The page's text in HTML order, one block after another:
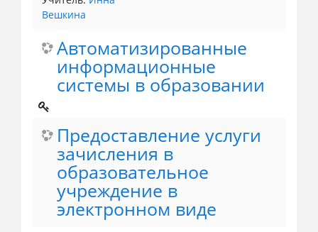
Вешкина
Автоматизированные
информационные
системы в образовании
Предоставление услуги
зачисления в
образовательное
учреждение в
электронном виде